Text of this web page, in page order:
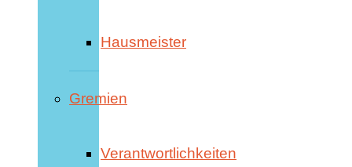
Hausmeister
Gremien
Verantwortlichkeiten